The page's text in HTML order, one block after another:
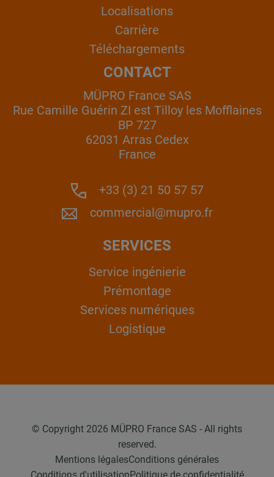
Localisations
Carrière
Téléchargements
CONTACT
MÜPRO France SAS
Rue Camille Guérin ZI est Tilloy les Mofflaines
BP 727
62031 Arras Cedex
France
+33 (3) 21 50 57 57
commercial@mupro.fr
SERVICES
Service ingénierie
Prémontage
Services numériques
Logistique
© Copyright 2026 MÜPRO France SAS - All rights
reserved.
Mentions légalesConditions générales